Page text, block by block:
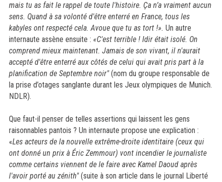
mais tu as fait le rappel de toute l'histoire. Ça n’a vraiment aucun
sens. Quand à sa volonté d'être enterré en France, tous les
kabyles ont respecté cela. Avoue que tu as tort !». Un autre
internaute assène ensuite : «C'est terrible ! Idirétait isolé. On
comprend mieux maintenant. Jamais de son vivant, il n'aurait
accepté d'être enterré aux côtés de celui qui avait pris part à la
planification de Septembre noir"(nom du groupe responsable de
la prise d’otages sanglante durant les Jeux olympiques de Munich.
NDLR).
Que faut-il penser de telles assertions qui laissent les gens
raisonnables pantois ? Un internaute propose une explication :
«Les acteurs de la nouvelle extrême-droite identitaire (ceux qui
ont donné un prix à Éric Zemmour) vont incendier le journaliste
comme certains viennent de le faire avec Kamel Daoud après
l'avoir porté au zénith"(suite à son article dans le journal Liberté